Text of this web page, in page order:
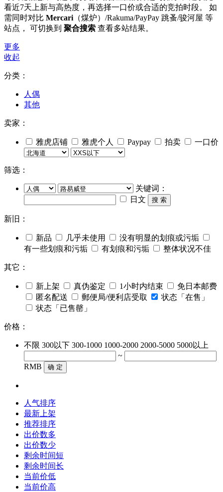
看近7天上新与高热度，再选择一口价或合适的竞拍时段。 如
需同时对比 Mercari （煤炉）/Rakuma/PayPay 跳蚤/骏河屋 等
站点， 可切换到 聚合搜索 查看多站结果。
更多
收起
分类：
人偶
其他
卖家：
雅虎店铺 雅虎个人 Paypay 拍卖 一口价
筛选：
关键词：
日文
搜 索
新旧：
新品 几乎未使用
没有明显的划痕或污垢
有一些划痕和污垢
有划痕和污垢 整体状况不佳
其它：
新上架 真伪鉴定 1小时内结束
免日本邮费
匿名配送
郵便局/便利店受取
状态「在售」
状态「已售罄」
价格：
不限 300以下 300-1000 1000-2000 2000-5000 5000以上
~
RMB
确 定
人气排序
最新上架
推荐排序
出价数多
出价数少
剩余时间短
剩余时间长
当前价低
当前价高